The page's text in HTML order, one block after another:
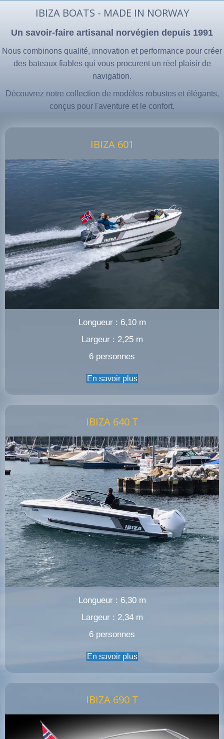
IBIZA BOATS - MADE IN NORWAY
Un savoir-faire artisanal norvégien depuis 1991
Nous combinons qualité, innovation et performance pour créer
des bateaux fiables qui vous procurent un réel plaisir de
navigation.
Découvrez notre collection de modèles robustes et élégants,
conçus pour l'aventure et le confort.
IBIZA 601
Longueur : 6,10 m
Largeur : 2,25 m
6 personnes
En savoir plus
IBIZA 640 T
Longueur : 6,30 m
Largeur : 2,34 m
6 personnes
En savoir plus
IBIZA 690 T